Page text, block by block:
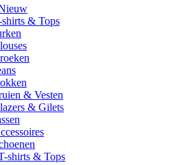
& Tops
& Vesten
& Gilets
shirts & Tops